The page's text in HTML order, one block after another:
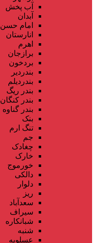
آب پخش
آبدان
امام حسن
انارستان
اهرم
برازجان
بردخون
بندردیر
بندردیلم
بندر ریگ
بندر کنگان
بندر گناوه
بنک
تنگ ارم
جم
چغادک
خارک
خورموج
دالکی
دلوار
ریز
سعدآباد
سیراف
شبانکاره
شنبه
عسلویه